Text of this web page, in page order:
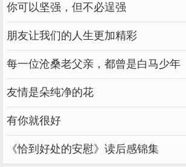
你可以坚强，但不必逞强
朋友让我们的人生更加精彩
每一位沧桑老父亲，都曾是白马少年
友情是朵纯净的花
有你就很好
《恰到好处的安慰》读后感锦集